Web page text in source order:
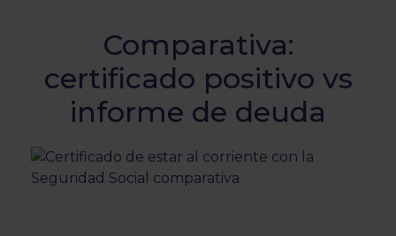
Comparativa:
certificado positivo vs
informe de deuda